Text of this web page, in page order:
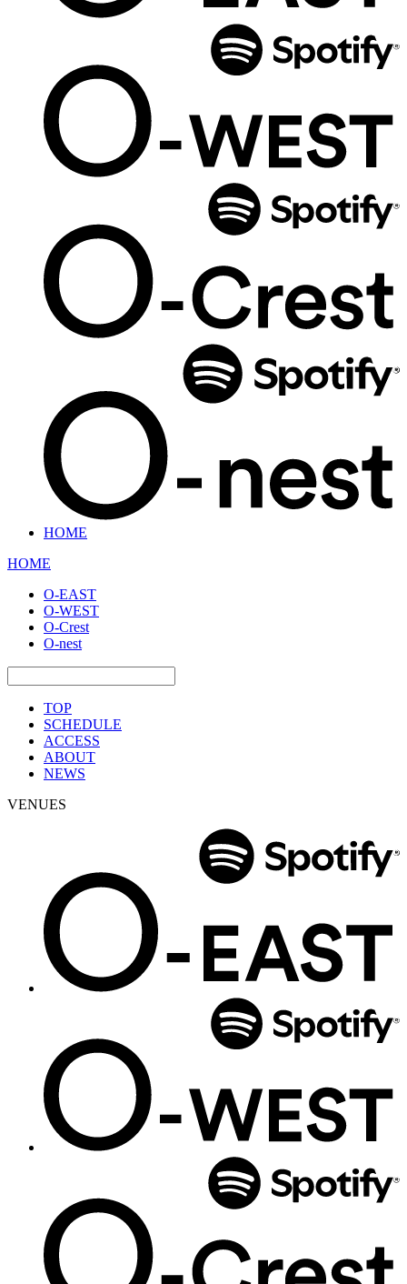
HOME
HOME
O-EAST
O-WEST
O-Crest
O-nest
TOP
SCHEDULE
ACCESS
ABOUT
NEWS
VENUES